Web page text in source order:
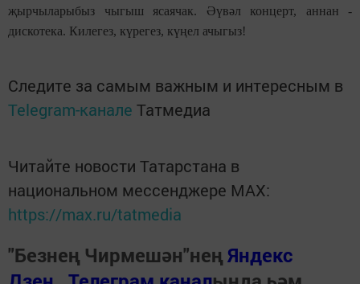
җырчыларыбыз чыгыш ясаячак. Әүвәл концерт, аннан -
дискотека. Килегез, күрегез, күңел ачыгыз!
Следите за самым важным и интересным в
Telegram-канале Татмедиа
Читайте новости Татарстана в
национальном мессенджере MАХ:
https://max.ru/tatmedia
"Безнең Чирмешән"неңЯндекс